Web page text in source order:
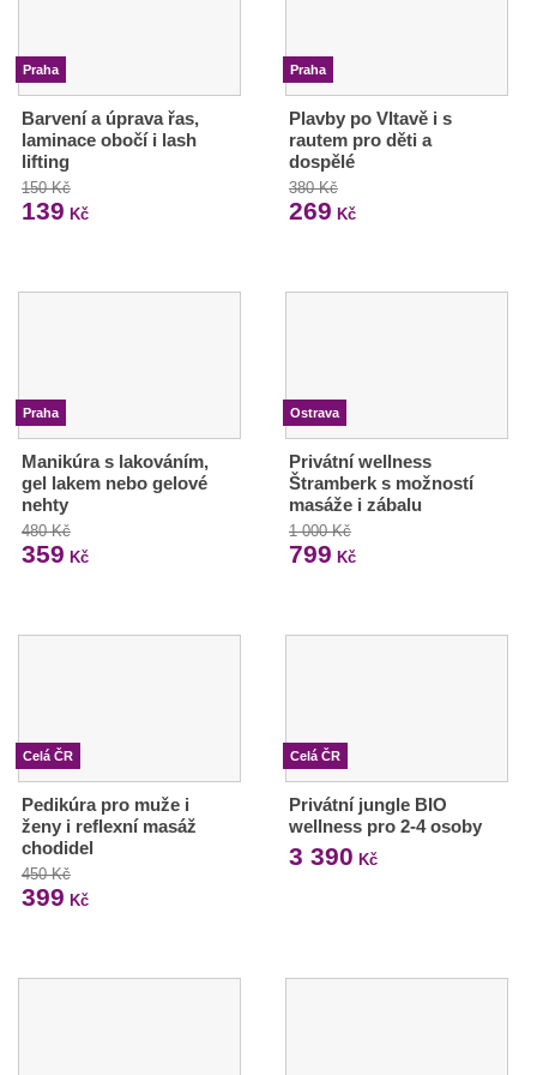
Praha
Barvení a úprava řas,
laminace obočí i lash
lifting
150 Kč
139 Kč
Praha
Plavby po Vltavě i s
rautem pro děti a
dospělé
380 Kč
269 Kč
Praha
Manikúra s lakováním,
gel lakem nebo gelové
nehty
480 Kč
359 Kč
Ostrava
Privátní wellness
Štramberk s možností
masáže i zábalu
1 000 Kč
799 Kč
Celá ČR
Pedikúra pro muže i
ženy i reflexní masáž
chodidel
450 Kč
399 Kč
Celá ČR
Privátní jungle BIO
wellness pro 2-4 osoby
3 390 Kč